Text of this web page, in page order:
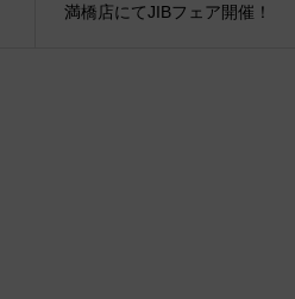
満橋店にてJIBフェア開催！